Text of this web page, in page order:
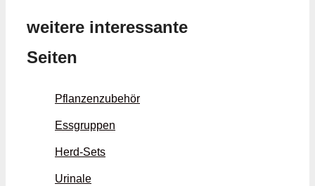
weitere interessante
Seiten
Pflanzenzubehör
Essgruppen
Herd-Sets
Urinale